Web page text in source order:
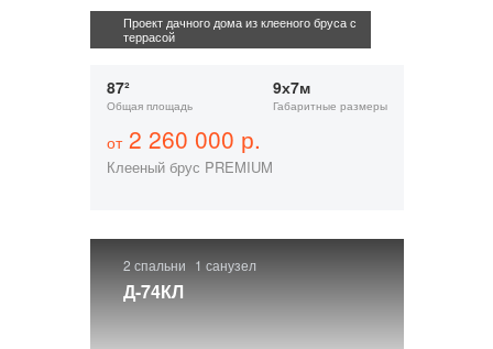
Проект дачного дома из клееного бруса с
террасой
87²
Общая площадь
9х7м
Габаритные размеры
от2 260 000 р.
Клееный брус PREMIUM
2 спальни 1 санузел
Д-74КЛ